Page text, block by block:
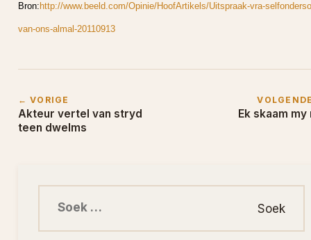
Bron: http://www.beeld.com/Opinie/HoofArtikels/Uitspraak-vra-
van-ons-almal-20110913
← VORIGE
Akteur vertel van stryd
teen dwelms
Ek skaam my